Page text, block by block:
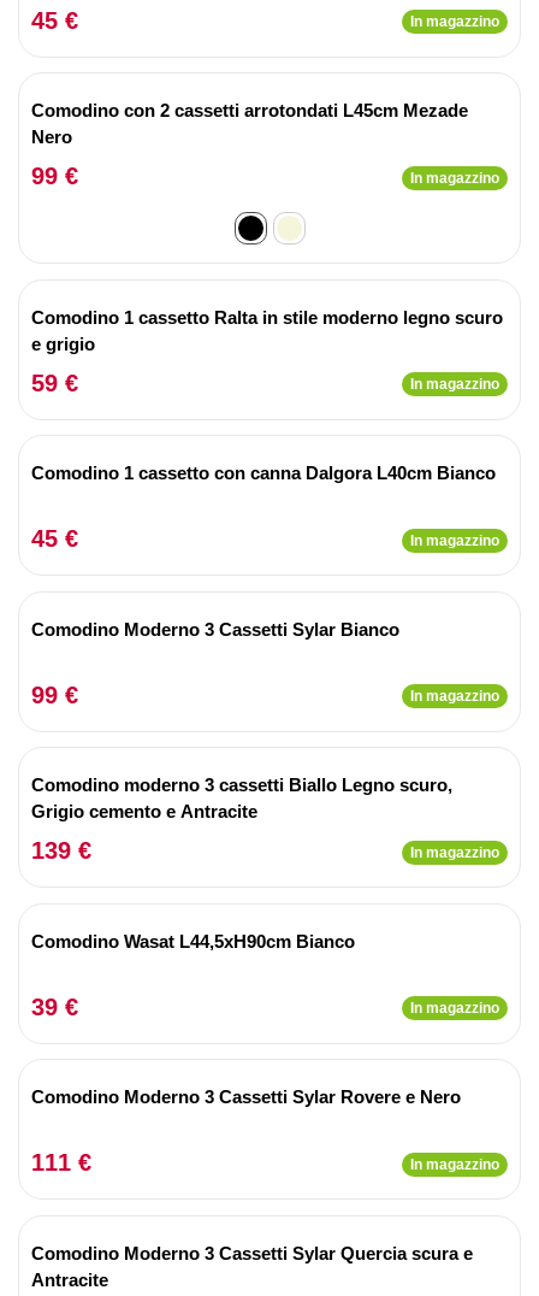
45 € In magazzino
Comodino con 2 cassetti arrotondati L45cm Mezade
Nero
99 € In magazzino
Comodino 1 cassetto Ralta in stile moderno legno scuro
e grigio
59 € In magazzino
Comodino 1 cassetto con canna Dalgora L40cm Bianco
45 € In magazzino
Comodino Moderno 3 Cassetti Sylar Bianco
99 € In magazzino
Comodino moderno 3 cassetti Biallo Legno scuro,
Grigio cemento e Antracite
139 € In magazzino
Comodino Wasat L44,5xH90cm Bianco
39 € In magazzino
Comodino Moderno 3 Cassetti Sylar Rovere e Nero
111 € In magazzino
Comodino Moderno 3 Cassetti Sylar Quercia scura e
Antracite